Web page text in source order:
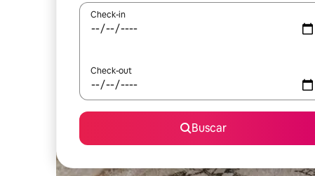
Check-in
Check-out
Buscar